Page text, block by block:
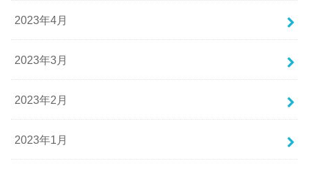
2023年4月
2023年3月
2023年2月
2023年1月